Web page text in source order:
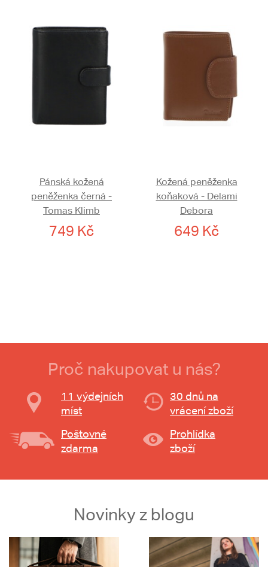
Pánská kožená
peněženka černá -
Tomas Klimb
749 Kč
Kožená peněženka
koňaková - Delami
Debora
649 Kč
Proč nakupovat u nás?
11 výdejních
míst
30 dnů na
vrácení zboží
Poštovné
zdarma
Prohlídka
zboží
Novinky z blogu